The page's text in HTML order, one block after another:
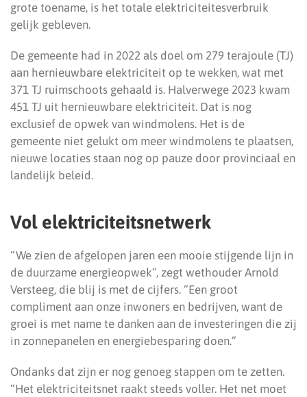
grote toename, is het totale elektriciteitesverbruik
gelijk gebleven.
De gemeente had in 2022 als doel om 279 terajoule (TJ)
aan hernieuwbare elektriciteit op te wekken, wat met
371 TJ ruimschoots gehaald is. Halverwege 2023 kwam
451 TJ uit hernieuwbare elektriciteit. Dat is nog
exclusief de opwek van windmolens. Het is de
gemeente niet gelukt om meer windmolens te plaatsen,
nieuwe locaties staan nog op pauze door provinciaal en
landelijk beleid.
Vol elektriciteitsnetwerk
“We zien de afgelopen jaren een mooie stijgende lijn in
de duurzame energieopwek”, zegt wethouder Arnold
Versteeg, die blij is met de cijfers. “Een groot
compliment aan onze inwoners en bedrijven, want de
groei is met name te danken aan de investeringen die zij
in zonnepanelen en energiebesparing doen.”
Ondanks dat zijn er nog genoeg stappen om te zetten.
“Het elektriciteitsnet raakt steeds voller. Het net moet